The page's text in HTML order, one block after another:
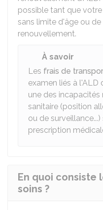
possible tant que
sans limite d'âge ou
renouvellement.
À savoir
Les frais de
examen liés à
une des
sanitaire (position
ou de
prescription
En quoi consiste
soins ?